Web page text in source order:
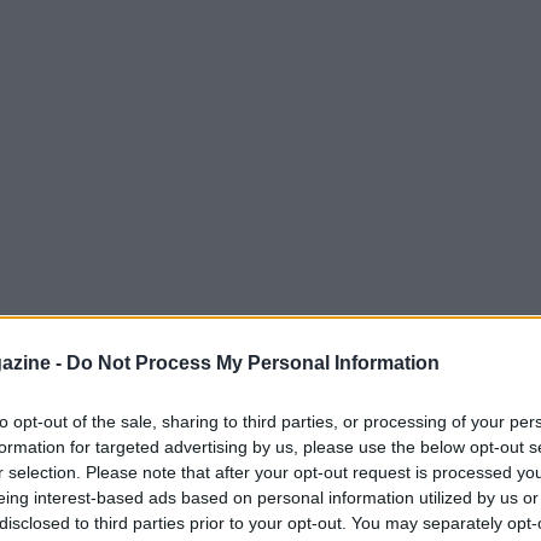
- Do Not Process My Personal Information
opt-out of the sale, sharing to third parties, or processing of your
for targeted advertising by us, please use the below opt-out
selection. Please note that after your opt-out request is processed
interest-based ads based on personal information utilized by us
to third parties prior to your opt-out. You may separately
evoluzione, con nuove tecnologie e
campo. Su Atipicishoppuoi trovare una
ogni esigenza, dal giocatore occasionale a
ti guiderà attraverso letendenze attualii
delle scarpe da basket perfette.